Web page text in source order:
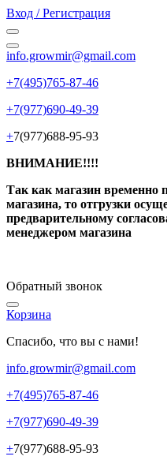
Вход / Регистрация
info.growmir@gmail.com
+7(495)765-87-46
+7(977)690-49-39
+7(977)688-95-93
ВНИМАНИЕ!!!!
Так как магазин временно
магазина, то отгрузки
предварительному
менеджером магазина
Обратный звонок
Корзина
Спасибо, что вы с нами!
info.growmir@gmail.com
+7(495)765-87-46
+7(977)690-49-39
+7(977)688-95-93